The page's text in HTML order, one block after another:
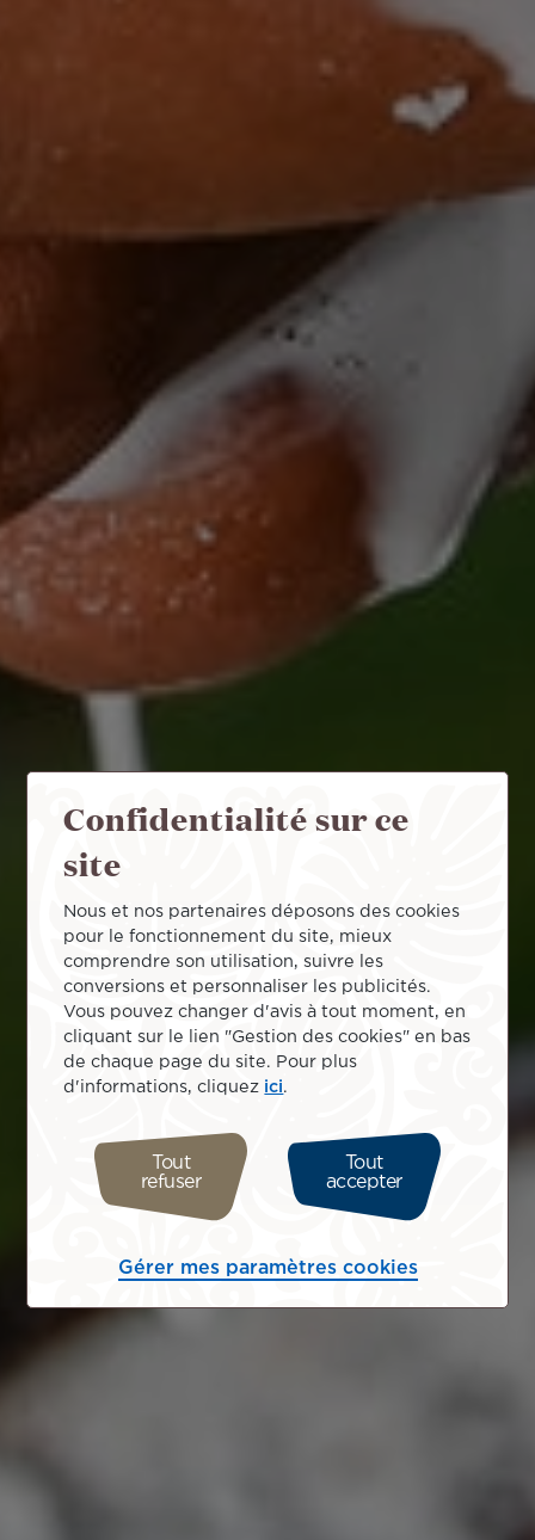
Confidentialité sur ce
site
Nous et nos partenaires déposons des cookies
pour le fonctionnement du site, mieux
comprendre son utilisation, suivre les
conversions et personnaliser les publicités.
Vous pouvez changer d'avis à tout moment, en
cliquant sur le lien "Gestion des cookies" en bas
de chaque page du site. Pour plus
d'informations, cliquez ici.
Tout
refuser
Tout
accepter
Gérer mes paramètres cookies